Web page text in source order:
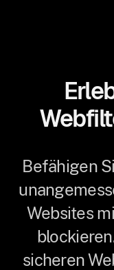
Befähigen
Websites
sicheren